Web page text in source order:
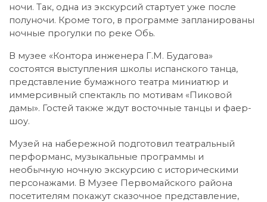
ночи. Так, одна из экскурсий стартует уже после
полуночи. Кроме того, в программе запланированы
ночные прогулки по реке Обь.
В музее «Контора инженера Г.М. Будагова»
состоятся выступления школы испанского танца,
представление бумажного театра миниатюр и
иммерсивный спектакль по мотивам «Пиковой
дамы». Гостей также ждут восточные танцы и фаер-
шоу.
Музей на набережной подготовил театральный
перформанс, музыкальные программы и
необычную ночную экскурсию с историческими
персонажами. В Музее Первомайского района
посетителям покажут сказочное представление,